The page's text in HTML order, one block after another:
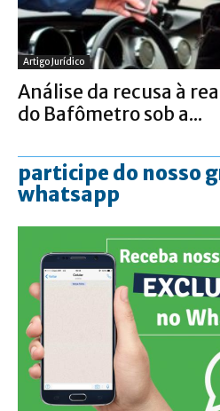
Artigo Jurídico
Análise da recusa à
do Bafômetro sob a...
participe do nosso
whatsapp